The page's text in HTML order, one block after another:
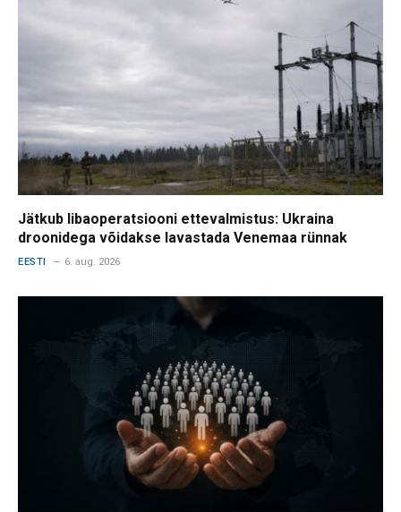
Jätkub libaoperatsiooni ettevalmistus: Ukraina
droonidega võidakse lavastada Venemaa rünnak
EESTI 6. aug. 2026